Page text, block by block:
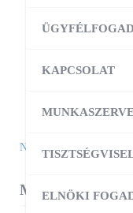
KAPCSOLAT
ELNÖKI
– 2 napos
25
Workshop
szövegtől a
alatt
Naptár megtekintése
MIBEN SEGÍT